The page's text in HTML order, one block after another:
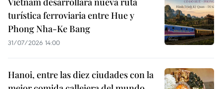
turística ferroviaria entre Hue y
Phong Nha-Ke Bang
31/07/2026 14:00
Hanoi, entre las diez ciudades con la